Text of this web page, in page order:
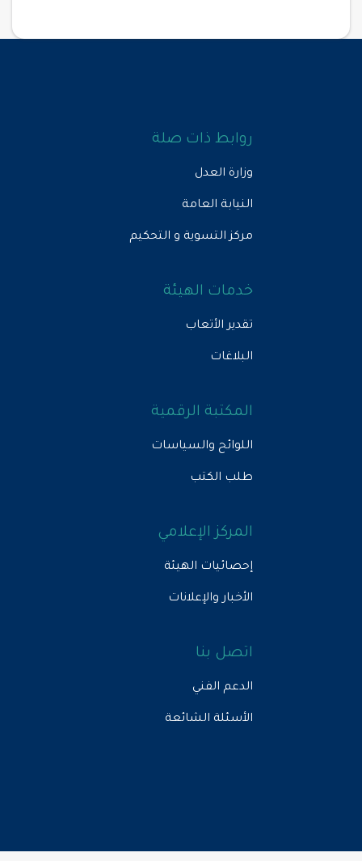
روابط ذات صلة
وزارة العدل
النيابة العامة
مركز التسوية و التحكيم
خدمات الهيئة
تقدير الأتعاب
البلاغات
المكتبة الرقمية
اللوائح والسياسات
طلب الكتب
المركز الإعلامي
إحصائيات الهيئة
الأخبار والإعلانات
اتصل بنا
الدعم الفني
الأسئلة الشائعة